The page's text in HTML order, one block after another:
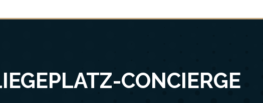
CONCIERGE